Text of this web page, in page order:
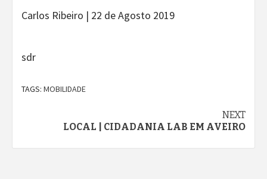
Carlos Ribeiro | 22 de Agosto 2019
sdr
TAGS: MOBILIDADE
Continue
NEXT
LOCAL | CIDADANIA LAB EM AVEIRO